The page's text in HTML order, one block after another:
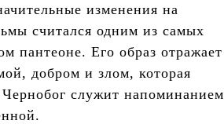
изменения на
считался одним из самых
пантеоне. Его образ отражает
добром и злом, которая
служит напоминанием